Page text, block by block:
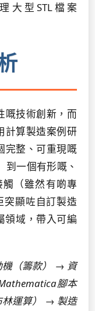
大型STL檔案
嘅技術創新，而
計算製造案例研
完整、可重現嘅
到一個有形嘅、
（雖然有啲專
突顯咗自訂製造
領域，帶入可編
（籌款） → 資
腳本
運算）
→ 製造